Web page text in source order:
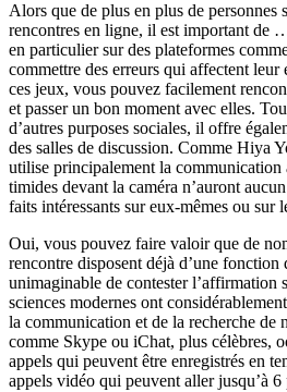
Alors que de plus en plus de personnes
rencontres en ligne, il est important de
en particulier sur des plateformes
commettre des erreurs qui affectent leur
ces jeux, vous pouvez facilement
et passer un bon moment avec elles.
d’autres purposes sociales, il offre
des salles de discussion. Comme Hiya
utilise principalement la communication
timides devant la caméra n’auront
faits intéressants sur eux-mêmes ou sur
Oui, vous pouvez faire valoir que de
rencontre disposent déjà d’une fonction
unimaginable de contester l’affirmation
sciences modernes ont
la communication et de la recherche de
comme Skype ou iChat, plus célèbres,
appels qui peuvent être enregistrés en
appels vidéo qui peuvent aller jusqu’à 6